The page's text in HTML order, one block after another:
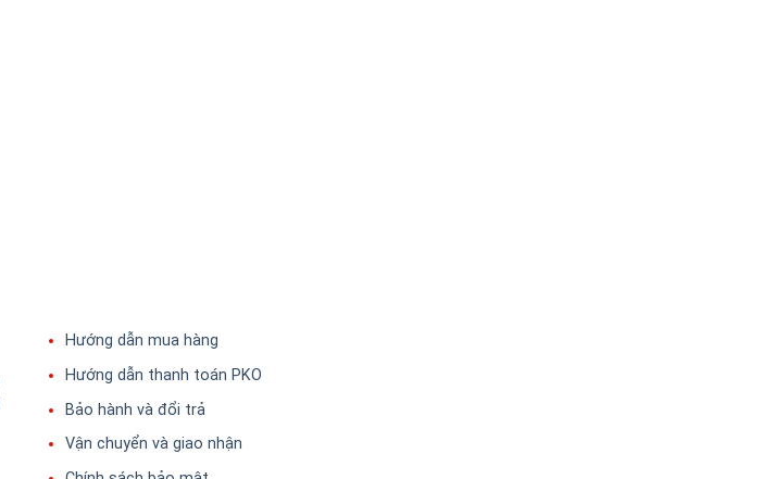
Hướng dẫn mua hàng
Hướng dẫn thanh toán PKO
Bảo hành và đổi trả
Vận chuyển và giao nhận